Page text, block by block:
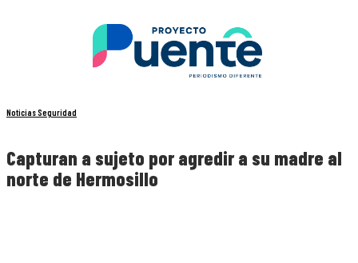
Noticias Seguridad
Capturan a sujeto por agredir a su madre al
norte de Hermosillo